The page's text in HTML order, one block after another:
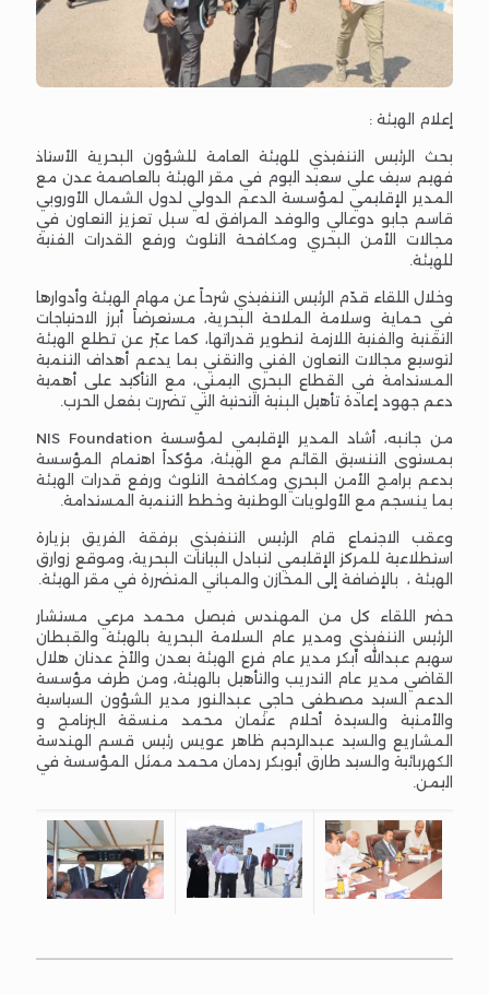
إعلام الهيئة :
بحث الرئيس التنفيذي للهيئة العامة للشؤون البحرية الأستاذ
فهيم سيف علي سعيد اليوم في مقر الهيئة بالعاصمة عدن مع
المدير الإقليمي لمؤسسة الدعم الدولي لدول الشمال الأوروبي
قاسم جابو دوعالي والوفد المرافق له سبل تعزيز التعاون في
مجالات الأمن البحري ومكافحة التلوث ورفع القدرات الفنية
للهيئة.
وخلال اللقاء قدّم الرئيس التنفيذي شرحاً عن مهام الهيئة وأدوارها
في حماية وسلامة الملاحة البحرية، مستعرضاً أبرز الاحتياجات
التقنية والفنية اللازمة لتطوير قدراتها، كما عبّر عن تطلع الهيئة
لتوسيع مجالات التعاون الفني والتقني بما يدعم أهداف التنمية
المستدامة في القطاع البحري اليمني، مع التأكيد على أهمية
دعم جهود إعادة تأهيل البنية التحتية التي تضررت بفعل الحرب.
من جانبه، أشاد المدير الإقليمي لمؤسسة NIS Foundation
بمستوى التنسيق القائم مع الهيئة، مؤكداً اهتمام المؤسسة
بدعم برامج الأمن البحري ومكافحة التلوث ورفع قدرات الهيئة
بما ينسجم مع الأولويات الوطنية وخطط التنمية المستدامة.
وعقب الاجتماع قام الرئيس التنفيذي برفقة الفريق بزيارة
استطلاعية للمركز الإقليمي لتبادل البيانات البحرية، وموقع زوارق
الهيئة ، بالإضافة إلى المخازن والمباني المتضررة في مقر الهيئة.
حضر اللقاء كل من المهندس فيصل محمد مرعي مستشار
الرئيس التنفيذي ومدير عام السلامة البحرية بالهيئة والقبطان
سهيم عبدالله أبكر مدير عام فرع الهيئة بعدن والأخ عدنان هلال
القاضي مدير عام التدريب والتأهيل بالهيئة، ومن طرف مؤسسة
الدعم السيد مصطفى حاجي عبدالنور مدير الشؤون السياسية
والأمنية والسيدة أحلام عثمان محمد منسقة البرنامج و
المشاريع والسيد عبدالرحيم ظاهر عويس رئيس قسم الهندسة
الكهربائية والسيد طارق أبوبكر ردمان محمد ممثل المؤسسة في
اليمن.